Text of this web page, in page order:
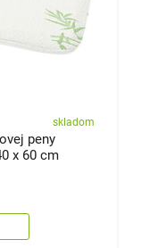
skladom
peny
x 60 cm